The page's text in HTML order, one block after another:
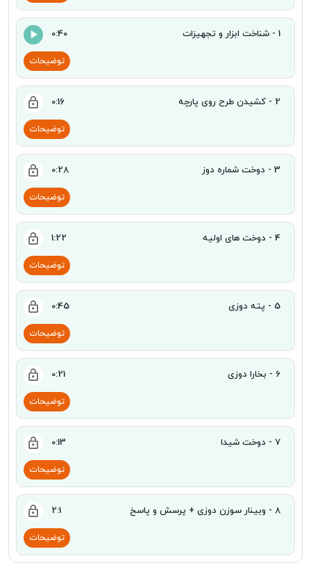
1 - شناخت ابزار و تجهیزات 0:40
توضیحات
2 - کشیدن طرح روی پارچه 0:16
توضیحات
3 - دوخت شماره دوز 0:28
توضیحات
4 - دوخت های اولیه 1:22
توضیحات
5 - پته دوزی 0:45
توضیحات
6 - بخارا دوزی 0:21
توضیحات
7 - دوخت شیدا 0:13
توضیحات
8 - وبینار سوزن دوزی + پرسش و پاسخ 2:1
توضیحات